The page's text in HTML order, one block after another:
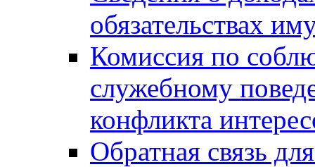
обязательствах
Комиссия по
служебному
конфликта
Обратная связь